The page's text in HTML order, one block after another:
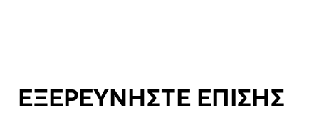
ΕΞΕΡΕΥΝΗΣΤΕ ΕΠΙΣΗΣ